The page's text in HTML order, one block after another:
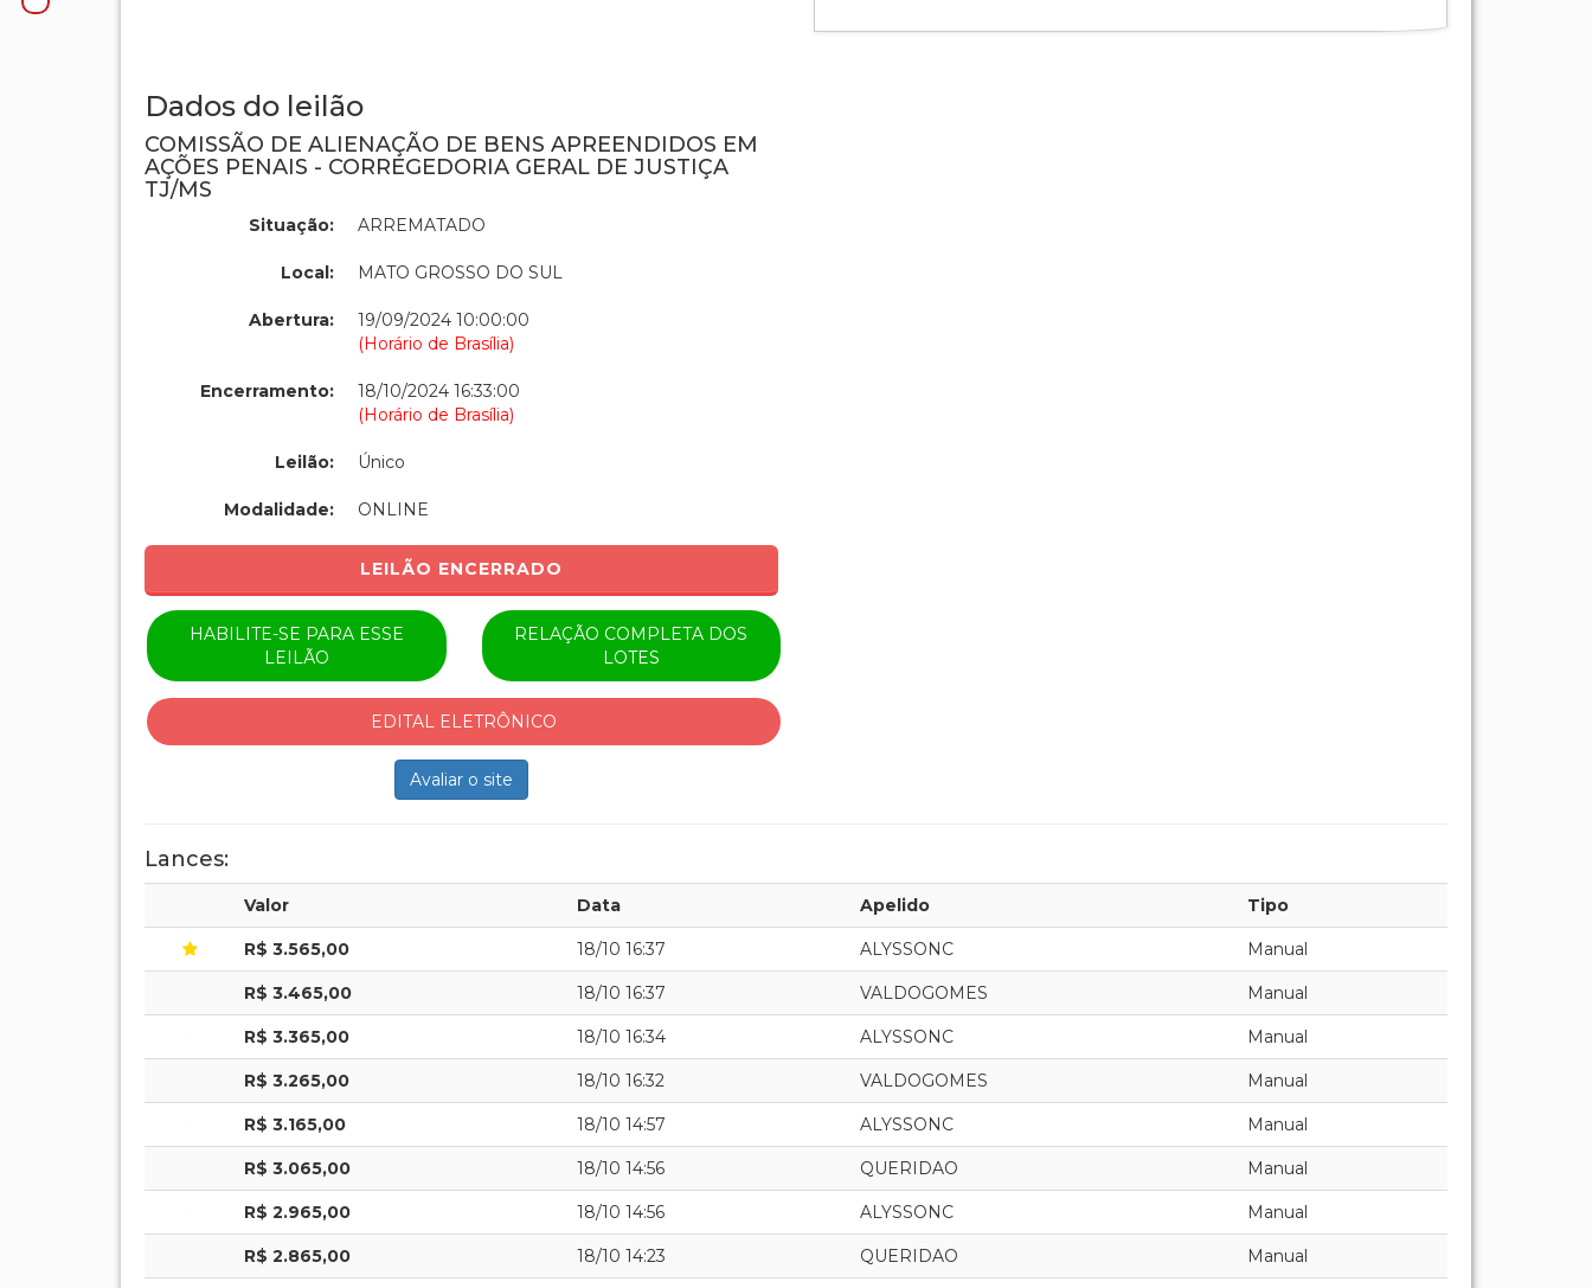
Dados do leilão
COMISSÃO DE ALIENAÇÃO DE BENS APREENDIDOS EM
AÇÕES PENAIS - CORREGEDORIA GERAL DE JUSTIÇA
TJ/MS
Situação: ARREMATADO
Local: MATO GROSSO DO SUL
Abertura:
19/09/2024 10:00:00
(Horário de Brasília)
Encerramento:
18/10/2024 16:33:00
(Horário de Brasília)
Leilão: Único
Modalidade: ONLINE
LEILÃO ENCERRADO
HABILITE-SE PARA ESSE
LEILÃO
RELAÇÃO COMPLETA DOS
LOTES
EDITAL ELETRÔNICO
Avaliar o site
Lances:
Valor Data Apelido Tipo
R$ 3.565,00 18/10 16:37 ALYSSONC Manual
R$ 3.465,00 18/10 16:37 VALDOGOMES Manual
R$ 3.365,00 18/10 16:34 ALYSSONC Manual
R$ 3.265,00 18/10 16:32 VALDOGOMES Manual
R$ 3.165,00 18/10 14:57 ALYSSONC Manual
R$ 3.065,00 18/10 14:56 QUERIDAO Manual
R$ 2.965,00 18/10 14:56 ALYSSONC Manual
R$ 2.865,00 18/10 14:23 QUERIDAO Manual